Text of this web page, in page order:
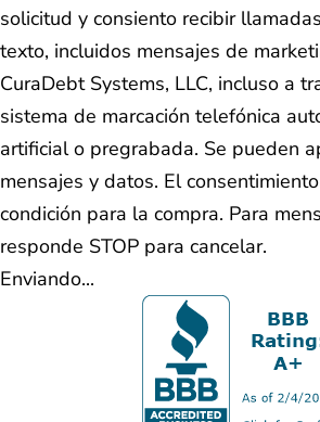
solicitud y consiento recibir
texto, incluidos mensajes de
CuraDebt Systems, LLC, incluso a
sistema de marcación telefónica
artificial o pregrabada. Se pueden
mensajes y datos. El
condición para la compra. Para
responde STOP para cancelar.
Enviando...